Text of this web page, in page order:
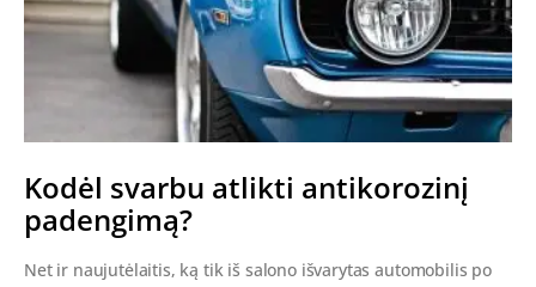
Kodėl svarbu atlikti antikorozinį
padengimą?
Net ir naujutėlaitis, ką tik iš salono išvarytas automobilis po